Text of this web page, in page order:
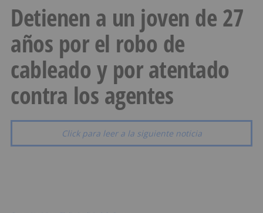
Detienen a un joven de 27
años por el robo de
cableado y por atentado
contra los agentes
Click para leer a la siguiente noticia